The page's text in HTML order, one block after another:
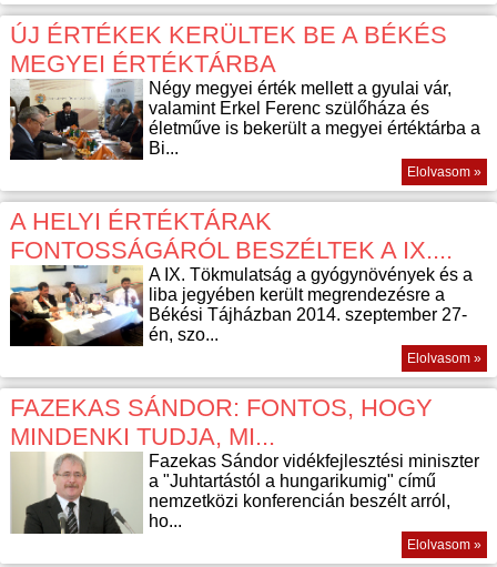
ÚJ ÉRTÉKEK KERÜLTEK BE A BÉKÉS
MEGYEI ÉRTÉKTÁRBA
Négy megyei érték mellett a gyulai vár,
valamint Erkel Ferenc szülőháza és
életműve is bekerült a megyei értéktárba a
Bi...
Elolvasom »
A HELYI ÉRTÉKTÁRAK
FONTOSSÁGÁRÓL BESZÉLTEK A IX....
A IX. Tökmulatság a gyógynövények és a
liba jegyében került megrendezésre a
Békési Tájházban 2014. szeptember 27-
én, szo...
Elolvasom »
FAZEKAS SÁNDOR: FONTOS, HOGY
MINDENKI TUDJA, MI...
Fazekas Sándor vidékfejlesztési miniszter
a "Juhtartástól a hungarikumig" című
nemzetközi konferencián beszélt arról,
ho...
Elolvasom »